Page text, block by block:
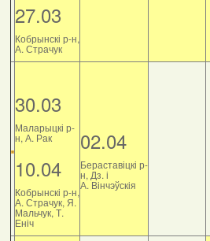
27.03
Кобрынскі р-н,
А. Страчук
30.03
Маларыцкі р-
н, А. Рак
10.04
Кобрынскі р-н,
А. Страчук, Я.
Мальчук, Т.
Еніч
02.04
Бераставіцкі р-
н, Дз. і
А. Вінчэўскія